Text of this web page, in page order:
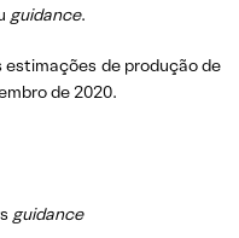
guidance.
estimações de produção de
de 2020.
guidance